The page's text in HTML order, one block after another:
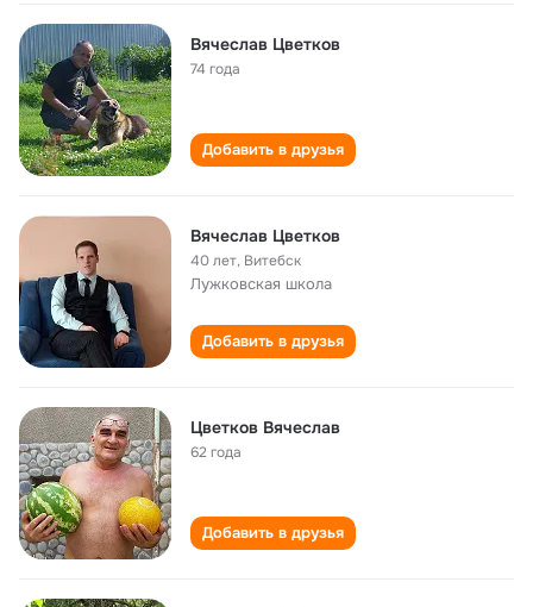
Вячеслав Цветков
74 года
Добавить в друзья
Вячеслав Цветков
40 лет, Витебск
Лужковская школа
Добавить в друзья
Цветков Вячеслав
62 года
Добавить в друзья